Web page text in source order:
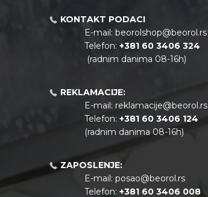
KONTAKT PODACI
E-mail: beorolshop@beorol.rs
Telefon: +381 60 3406 324
(radnim danima 08-16h)
REKLAMACIJE:
E-mail: reklamacije@beorol.rs
Telefon: +381 60 3406 124
(radnim danima 08-16h)
ZAPOSLENJE:
E-mail: posao@beorol.rs
Telefon: +381 60 3406 008